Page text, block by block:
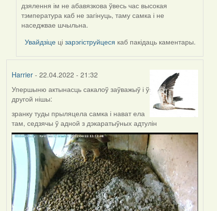
ZNR
дзялення ім не абавязкова ўвесь час высокая
тэмпература каб не загінуць, таму самка і не
наседжвае шчыльна.
Увайдзіце цізарэгіструйцеся каб пакідаць каментары.
Harrier- 22.04.2022 - 21:32
Упершыню актынасць сакалоў заўважыў і ў
другой нішы:
зранку туды прыляцела самка і нават ела
там, седзячы ў адной з дэкаратыўных адтулін